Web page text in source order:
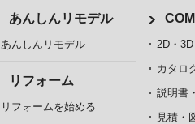
あんしんリモデル
あんしんリモデル
リフォーム
リフォームを始める
2D・
カタロ
説明書
見積・